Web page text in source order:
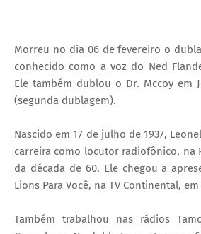
Morreu no dia 06 de fevereiro o
conhecido como a voz do Ned
Ele também dublou o Dr. Mccoy em
(segunda dublagem).
Nascido em 17 de julho de 1937,
carreira como locutor radiofônico, na
da década de 60. Ele chegou a
Lions Para Você, na TV Continental, em
Também trabalhou nas rádios